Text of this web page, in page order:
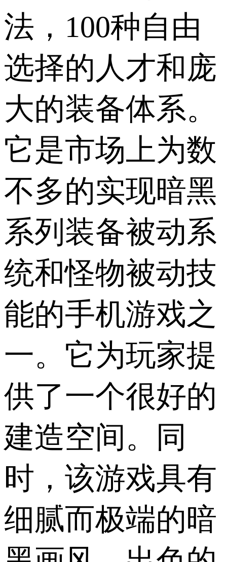
法，100种自由
选择的人才和庞
大的装备体系。
它是市场上为数
不多的实现暗黑
系列装备被动系
统和怪物被动技
能的手机游戏之
一。它为玩家提
供了一个很好的
建造空间。同
时，该游戏具有
细腻而极端的暗